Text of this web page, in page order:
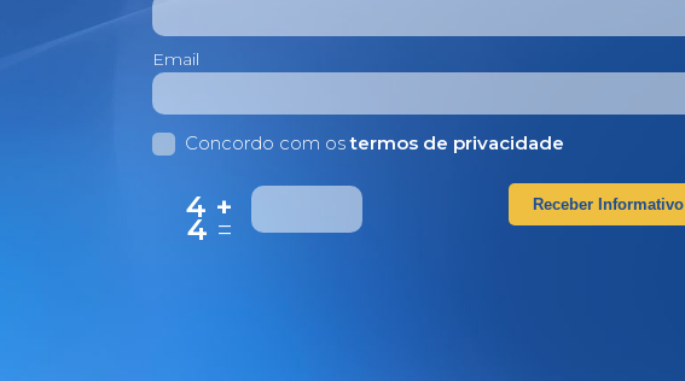
Email
Concordo com ostermos de privacidade
4 +
4 =
Receber Informativo